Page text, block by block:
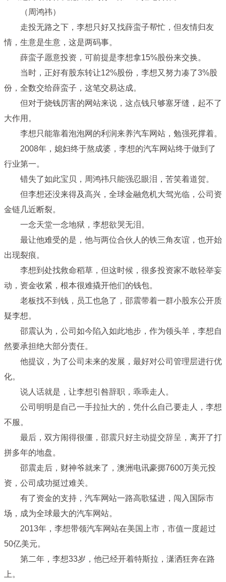
（周鸿祎）
走投无路之下，李想只好又找薛蛮子帮忙，但友情归友
情，生意是生意，这是两码事。
薛蛮子愿意投资，可前提是李想拿15%股份来交换。
当时，正好有股东转让12%股份，李想又努力凑了3%股
份，全数交给薛蛮子，这笔交易达成。
但对于烧钱厉害的网站来说，这点钱只够塞牙缝，起不了
大作用。
李想只能靠着泡泡网的利润来养汽车网站，勉强死撑着。
2008年，媳妇终于熬成婆，李想的汽车网站终于做到了
行业第一。
错失了如此宝贝，周鸿祎只能强忍眼泪，苦笑着道贺。
但李想还没来得及高兴，全球金融危机大驾光临，公司资
金链几近断裂。
一念天堂一念地狱，李想欲哭无泪。
最让他难受的是，他与两位合伙人的铁三角友谊，也开始
出现裂痕。
李想到处找救命稻草，但这时候，很多投资家不敢轻举妄
动，资金收紧，根本很难撬开他们的钱包。
老板找不到钱，员工也急了，邵震带着一群小股东公开质
疑李想。
邵震认为，公司如今陷入如此地步，作为领头羊，李想自
然要承担绝大部分责任。
他提议，为了公司未来的发展，最好对公司管理层进行优
化。
说人话就是，让李想引咎辞职，乖乖走人。
公司明明是自己一手拉扯大的，凭什么自己要走人，李想
不服。
最后，双方闹得很僵，邵震只好主动提交辞呈，离开了打
拼多年的地盘。
邵震走后，财神爷就来了，澳洲电讯豪掷7600万美元投
资，公司成功挺过难关。
有了资金的支持，汽车网站一路高歌猛进，闯入国际市
场，成为全球最大的汽车网站。
2013年，李想带领汽车网站在美国上市，市值一度超过
50亿美元。
第二年，李想33岁，他已经开着特斯拉，潇洒狂奔在路
上。